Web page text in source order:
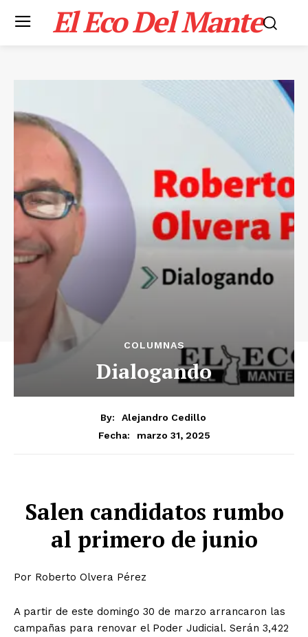
El Eco Del Mante
COLUMNAS
Dialogando
By:
Alejandro Cedillo
Fecha:
marzo 31, 2025
Salen candidatos rumbo
al primero de junio
Por Roberto Olvera Pérez
A partir de este domingo 30 de marzo arrancaron las
campañas para renovar el Poder Judicial. Serán 3,422